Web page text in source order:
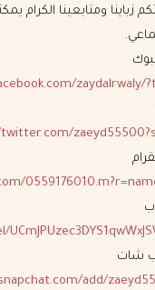
زباينا ومتابعينا الكرام
zaydalrwaly/
شات
add/